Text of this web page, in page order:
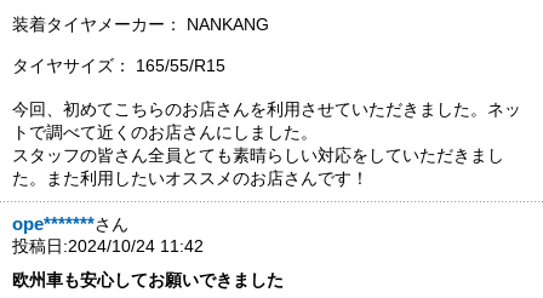
装着タイヤメーカー： NANKANG
タイヤサイズ： 165/55/R15
今回、初めてこちらのお店さんを利用させていただきました。ネッ
トで調べて近くのお店さんにしました。
スタッフの皆さん全員とても素晴らしい対応をしていただきまし
た。また利用したいオススメのお店さんです！
ope*******さん
投稿日:2024/10/24 11:42
欧州車も安心してお願いできました